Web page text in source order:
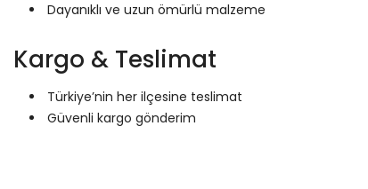
Dayanıklı ve uzun ömürlü malzeme
Kargo & Teslimat
Türkiye’nin her ilçesine teslimat
Güvenli kargo gönderim